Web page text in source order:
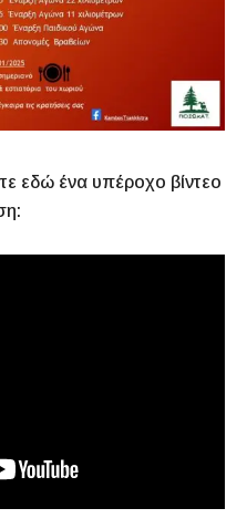
εδώ ένα υπέροχο βίντεο